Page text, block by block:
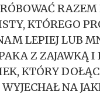
KTÓREGO
LEPIEJ LUB
Z ZAJAWKĄ
KTÓRY
NA